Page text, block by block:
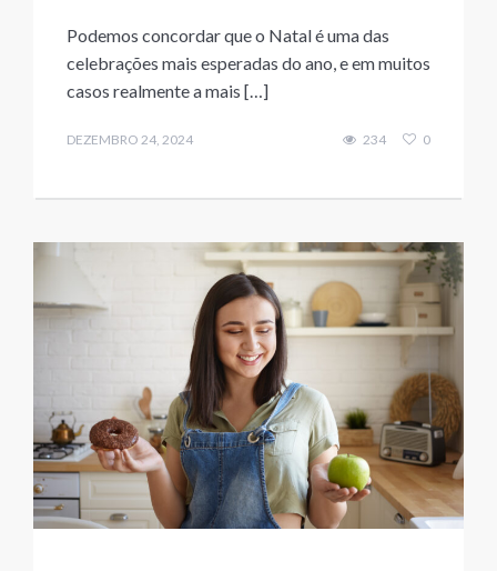
Podemos concordar que o Natal é uma das
celebrações mais esperadas do ano, e em muitos
casos realmente a mais […]
DEZEMBRO 24, 2024 234 0